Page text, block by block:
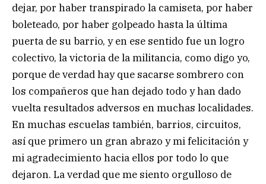
dejar, por haber transpirado la camiseta, por haber
boleteado, por haber golpeado hasta la última
puerta de su barrio, y en ese sentido fue un logro
colectivo, la victoria de la militancia, como digo yo,
porque de verdad hay que sacarse sombrero con
los compañeros que han dejado todo y han dado
vuelta resultados adversos en muchas localidades.
En muchas escuelas también, barrios, circuitos,
así que primero un gran abrazo y mi felicitación y
mi agradecimiento hacia ellos por todo lo que
dejaron. La verdad que me siento orgulloso de